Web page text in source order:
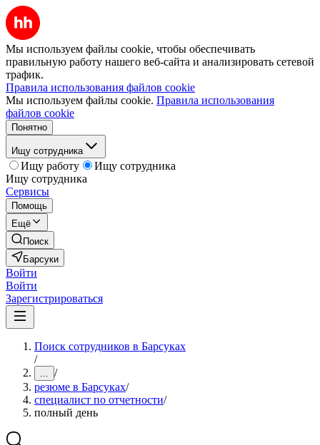
Мы используем файлы cookie, чтобы обеспечивать
правильную работу нашего веб-сайта и анализировать сетевой
трафик.
Правила использования файлов cookie
Мы используем файлы cookie. Правила использования
файлов cookie
Понятно
Ищу сотрудника
Ищу работу
Ищу сотрудника
Ищу сотрудника
Сервисы
Помощь
Ещё
Поиск
Барсуки
Войти
Войти
Зарегистрироваться
Поиск сотрудников в Барсуках
/
... /
резюме в Барсуках/
специалист по отчетности/
полный день